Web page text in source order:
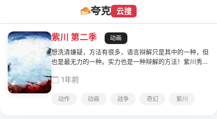
夸克 云搜
紫川 第二季
动画
想洗清嫌疑，方法有很多，语言辩解只是其中的一种，但
也是最无力的一种。实力也是一种辩解的方法！紫川秀，
区神秘圣庙守护长老的支持下，成为了远东地区数十万联
1年前
动作 动画 战争 奇幻 紫川